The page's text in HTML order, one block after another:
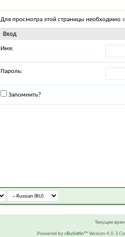
Для просмотра этой страницы необходимо
Вход
Имя:
Пароль:
Запомнить?
Текущее
Powered byvBulletin™ Version 4.0.3